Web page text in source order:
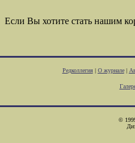
Если Вы хотите стать нашим
Редколлегия| О журнале|
©